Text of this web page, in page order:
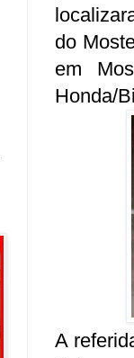
do
em
Honda/
A